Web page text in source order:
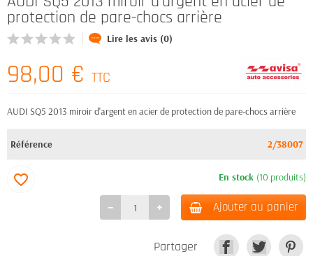
protection de pare-chocs arrière
Lire les avis (0)
98,00 € TTC
AUDI SQ5 2013 miroir d'argent en acier de protection de pare-chocs arrière
Référence 2/38007
En stock (10 produits)
Ajouter au panier
favorite_border
Partager